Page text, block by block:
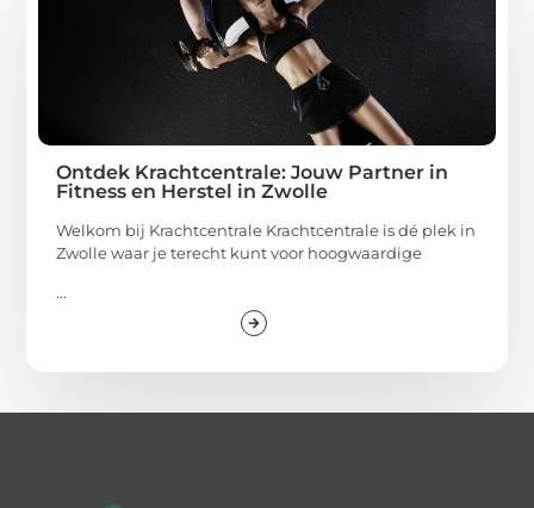
Ontdek Krachtcentrale: Jouw Partner in
Fitness en Herstel in Zwolle
Welkom bij Krachtcentrale Krachtcentrale is dé plek in
Zwolle waar je terecht kunt voor hoogwaardige
...